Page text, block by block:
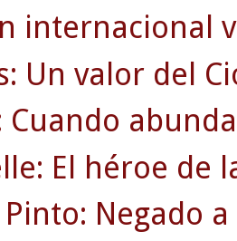
internacional
Un valor del
Cuando
El héroe de
Negado